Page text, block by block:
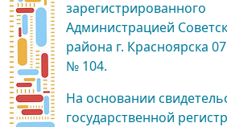
зарегистрированного
Администрацией
района г. Красноярска
№ 104.
На основании
государственной